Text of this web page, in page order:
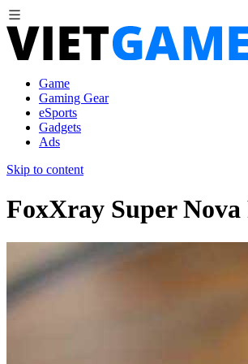
Game
Gaming Gear
eSports
Gadgets
Ads
Skip to content
FoxXray Super